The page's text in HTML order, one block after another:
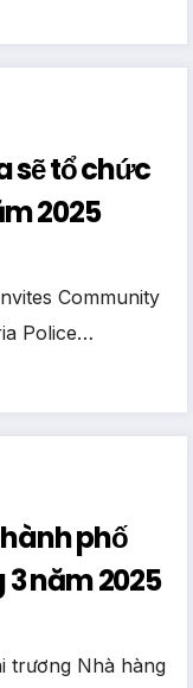
sẽ tổ chức
2025
Community
Police…
phố
năm 2025
trương Nhà hàng